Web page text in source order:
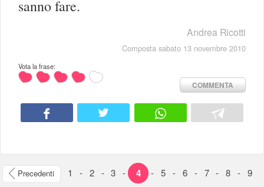
sanno fare.
Andrea Ricotti
Composta sabato 13 novembre 2010
Vota la frase:
COMMENTA
Precedenti 1 - 2 - 3 - 4 - 5 - 6 - 7 - 8 - 9